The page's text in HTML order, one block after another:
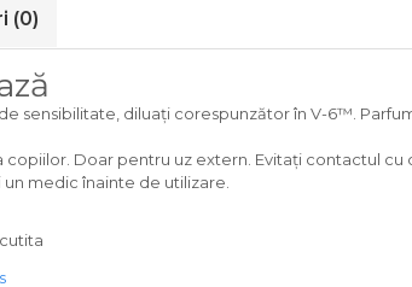
(0)
sensibilitate, diluaţi corespunzător în V-6™.
copiilor. Doar pentru uz extern. Evitaţi contactul
medic înainte de utilizare.